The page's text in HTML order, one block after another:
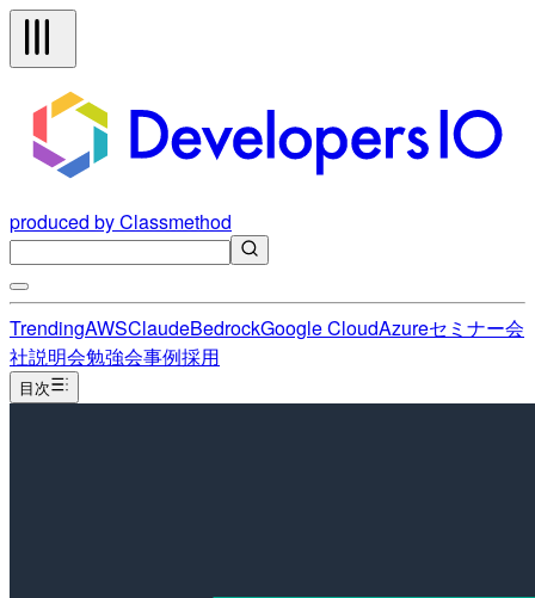
produced by Classmethod
TrendingAWSClaudeBedrockGoogle CloudAzureセミナー会
社説明会勉強会事例採用
目次